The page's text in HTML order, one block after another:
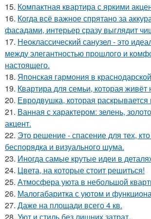
15. Компактная квартира с яркими
16. Когда всё важное спрятано за
фасадами, интерьер сразу выглядит
17. Неоклассический санузел - это
между элегантностью прошлого и
настоящего.
18. Японская гармония в
19. Квартира для семьи, которая живёт
20. Евродвушка, которая раскрывается
21. Ванная с характером: зелень,
акцент.
22. Это решение - спасение для тех, кто
беспорядка и визуального шума.
23. Иногда самые крутые идеи в
24. Цвета, на которые стоит решиться!
25. Атмосфера уюта в небольшой
26. Малогабаритка с уютом и
27. Даже на площади всего 4 кв.